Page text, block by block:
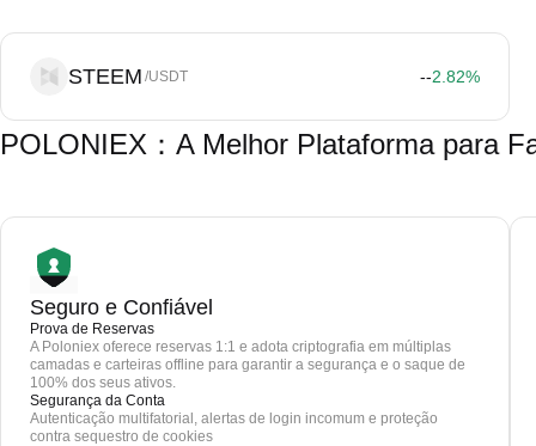
STEEM /USDT --2.82%
POLONIEX：A Melhor Plataforma para
Seguro e Confiável
Prova de Reservas
A Poloniex oferece reservas 1:1 e adota criptografia em múltiplas
camadas e carteiras offline para garantir a segurança e o saque de
100% dos seus ativos.
Segurança da Conta
Autenticação multifatorial, alertas de login incomum e proteção
contra sequestro de cookies